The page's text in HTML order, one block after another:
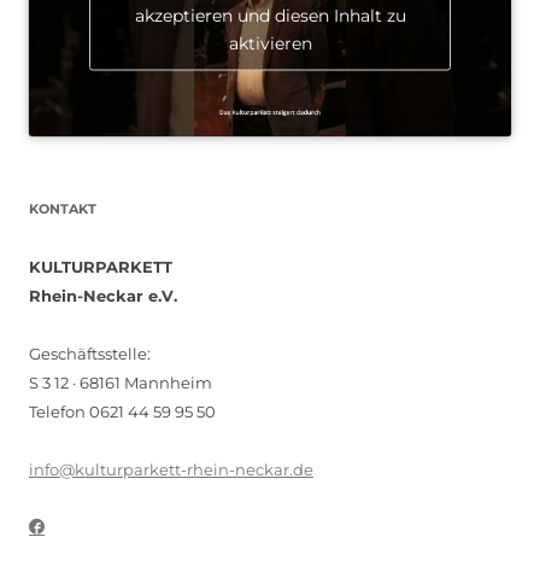
akzeptieren und diesen Inhalt zu
aktivieren
KONTAKT
KULTURPARKETT
Rhein-Neckar e.V.
Geschäftsstelle:
S 3 12 · 68161 Mannheim
Telefon 0621 44 59 95 50
info@kulturparkett-rhein-neckar.de